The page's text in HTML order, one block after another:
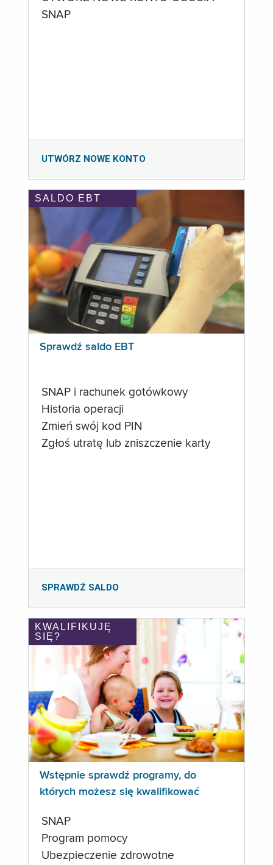
SNAP
UTWÓRZ NOWE KONTO
SALDO EBT
Sprawdź saldo EBT
SNAP i rachunek gotówkowy
Historia operacji
Zmień swój kod PIN
Zgłoś utratę lub zniszczenie karty
SPRAWDŹ SALDO
KWALIFIKUJĘ
SIĘ?
Wstępnie sprawdź programy, do
których możesz się kwalifikować
SNAP
Program pomocy
Ubezpieczenie zdrowotne